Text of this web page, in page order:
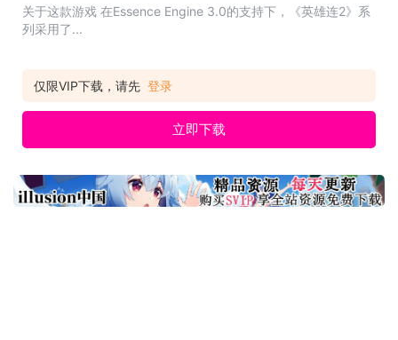
关于这款游戏 在Essence Engine 3.0的支持下，《英雄连2》系
列采用了...
仅限VIP下载，请先 登录
立即下载